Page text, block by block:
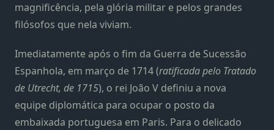
magnificência, pela glória militar e pelos grandes
filósofos que nela viviam.
Imediatamente após o fim da Guerra de Sucessão
Espanhola, em março de 1714 (ratificada pelo Tratado
de Utrecht, de 1715), o rei João V definiu a nova
equipe diplomática para ocupar o posto da
embaixada portuguesa em Paris. Para o delicado